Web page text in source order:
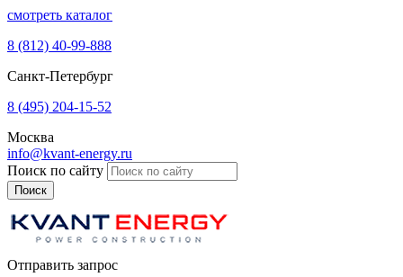
смотреть каталог
8 (812) 40-99-888
Санкт-Петербург
8 (495) 204-15-52
Москва
info@kvant-energy.ru
Поиск по сайту
Отправить запрос